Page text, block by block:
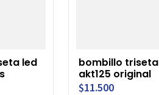
led
bombillo triseta
akt125 original
$11.500